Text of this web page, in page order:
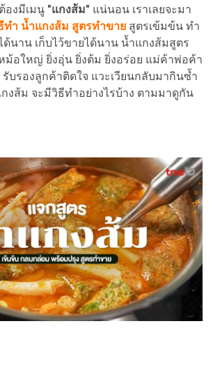
องมีเมนู "แกงส้ม" แน่นอน เราเลยจะมา
ทำ น้ำแกงส้ม สูตรทำขาย สูตรเข้มข้น ทำ
ด้นาน เก็บไว้ขายได้นาน น้ำแกงส้มสูตร
ม้อใหญ่ ยิ่งอุ่น ยิ่งต้ม ยิ่งอร่อย แม่ค้าพ่อค้า
บรองลูกค้าติดใจ แวะเวียนกลับมากินซ้ำ
งส้ม จะมีวิธีทำอย่างไรบ้าง ตามมาดูกัน